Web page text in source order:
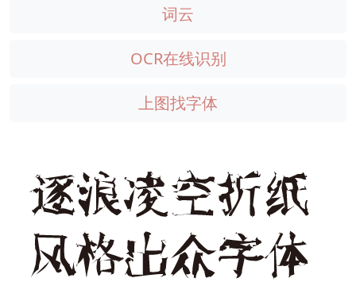
词云
OCR在线识别
上图找字体